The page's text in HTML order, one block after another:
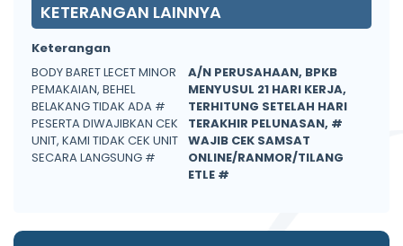
KETERANGAN LAINNYA
Keterangan
BODY BARET LECET MINOR
PEMAKAIAN, BEHEL
BELAKANG TIDAK ADA #
PESERTA DIWAJIBKAN CEK
UNIT, KAMI TIDAK CEK UNIT
SECARA LANGSUNG #
A/N PERUSAHAAN, BPKB
MENYUSUL 21 HARI KERJA,
TERHITUNG SETELAH HARI
TERAKHIR PELUNASAN, #
WAJIB CEK SAMSAT
ONLINE/RANMOR/TILANG
ETLE #